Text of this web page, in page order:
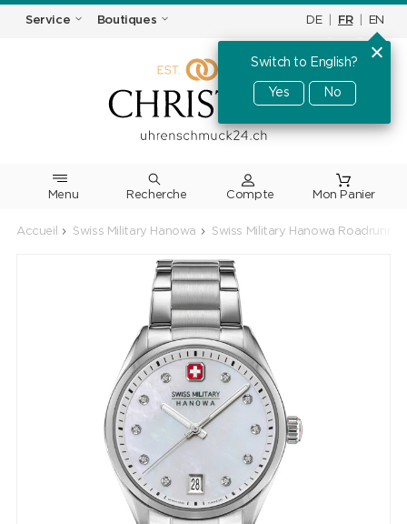
Service Boutiques DE FR EN
Switch to English?
Yes No
Menu Recherche
Accueil Swiss Military Hanowa Swiss Military Hanowa